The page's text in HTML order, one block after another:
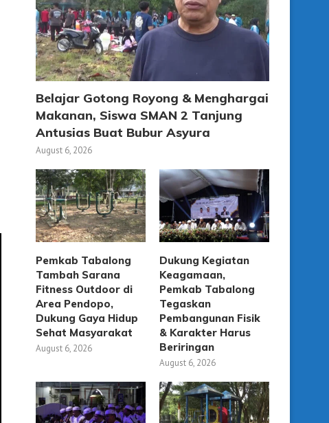
Belajar Gotong Royong & Menghargai
Makanan, Siswa SMAN 2 Tanjung
Antusias Buat Bubur Asyura
August 6, 2026
Pemkab Tabalong
Tambah Sarana
Fitness Outdoor di
Area Pendopo,
Dukung Gaya Hidup
Sehat Masyarakat
August 6, 2026
Dukung Kegiatan
Keagamaan,
Pemkab Tabalong
Tegaskan
Pembangunan Fisik
& Karakter Harus
Beriringan
August 6, 2026